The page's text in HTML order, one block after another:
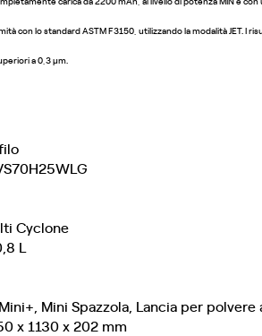
con lo standard ASTM F3150, utilizzando la modalità JET. I
a 0,3 µm.
Cyclone
L
Mini Spazzola, Lancia per
x 1130 x 202 mm